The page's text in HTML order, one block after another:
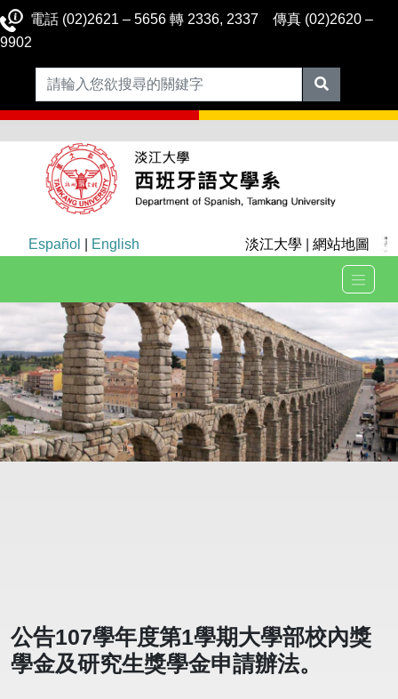
電話 (02)2621 – 5656 轉 2336, 2337 傳真 (02)2620 –
9902
Español English 淡江大學 網站地圖
公告107學年度第1學期大學部校內獎
學金及研究生獎學金申請辦法。